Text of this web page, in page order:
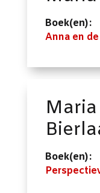
Boek(en):
Anna en
Boek(en):